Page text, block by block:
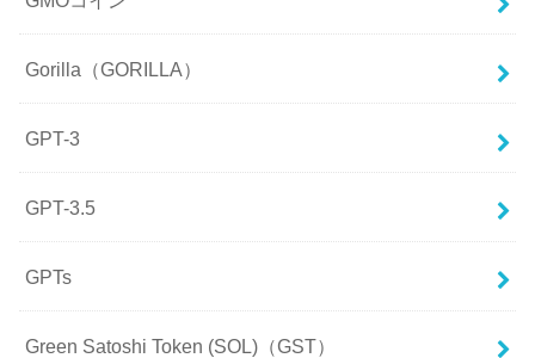
Gorilla（GORILLA）
GPT-3
GPT-3.5
GPTs
Green Satoshi Token (SOL)（GST）